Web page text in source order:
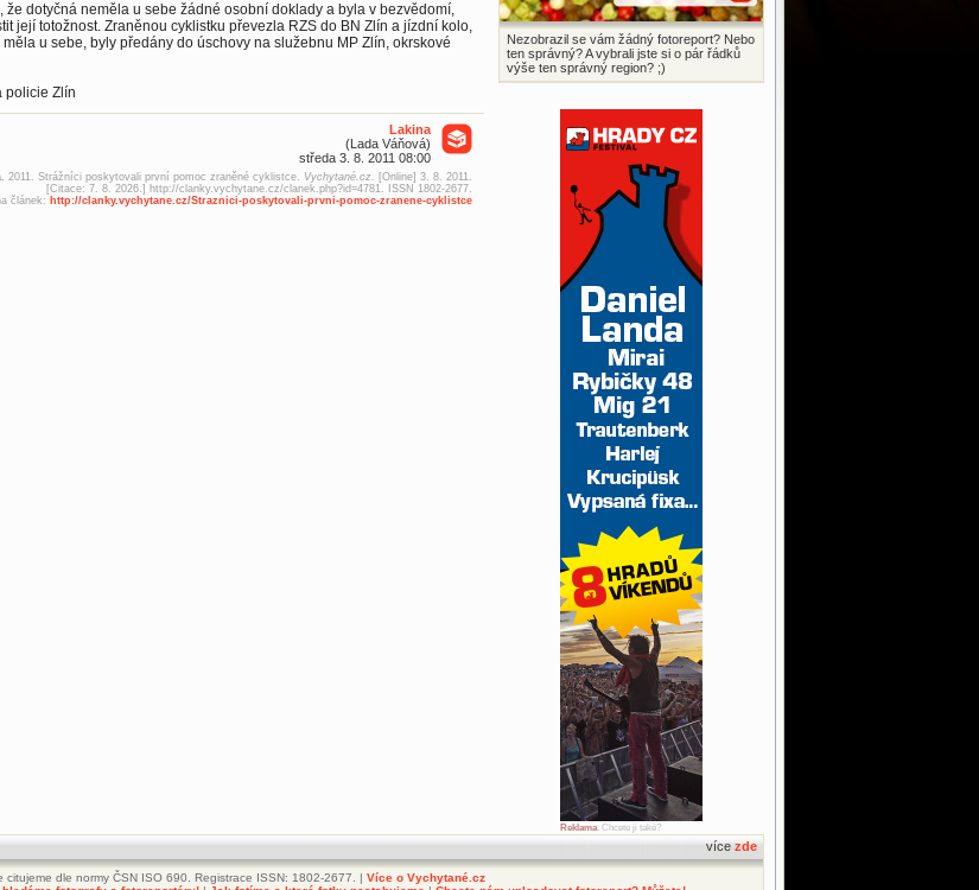
že dotyčná neměla u sebe žádné osobní doklady a byla v bezvědomí,
její totožnost. Zraněnou cyklistku převezla RZS do BN Zlín a jízdní kolo,
u sebe, byly předány do úschovy na služebnu MP Zlín, okrskové
policie Zlín
Lakina
(Lada Váňová)
středa 3. 8. 2011 08:00
2011. Strážníci poskytovali první pomoc zraněné cyklistce. Vychytané.cz. [Online] 3. 8. 2011.
[Citace: 7. 8. 2026.] http://clanky.vychytane.cz/clanek.php?id=4781. ISSN 1802-2677.
článek: http://clanky.vychytane.cz/Straznici-poskytovali-prvni-pomoc-zranene-cyklistce
Nezobrazil se vám žádný fotoreport? Nebo
ten správný? A vybrali jste si o pár řádků
výše ten správný region? ;)
Reklama. Chcete ji také?
více zde
dle normy ČSN ISO 690. Registrace ISSN: 1802-2677. | Více o Vychytané.cz